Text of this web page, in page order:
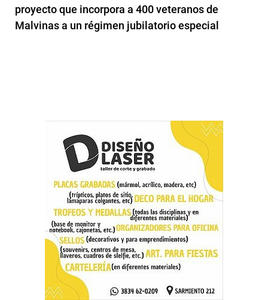
proyecto que incorpora a 400 veteranos de
Malvinas a un régimen jubilatorio especial